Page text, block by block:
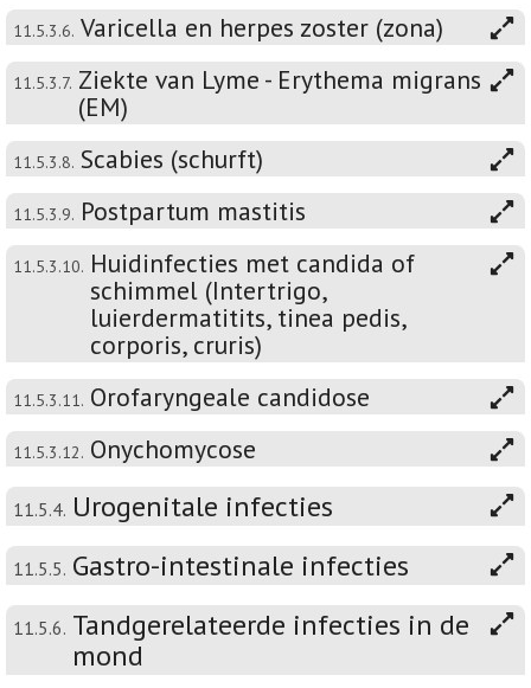
11.5.3.6. Varicella en herpes zoster (zona)
11.5.3.7. Ziekte van Lyme - Erythema migrans
(EM)
11.5.3.8. Scabies (schurft)
11.5.3.9. Postpartum mastitis
11.5.3.10. Huidinfecties met candida of
schimmel (Intertrigo,
luierdermatitits, tinea pedis,
corporis, cruris)
11.5.3.11. Orofaryngeale candidose
11.5.3.12. Onychomycose
11.5.4. Urogenitale infecties
11.5.5. Gastro-intestinale infecties
11.5.6. Tandgerelateerde infecties in de
mond